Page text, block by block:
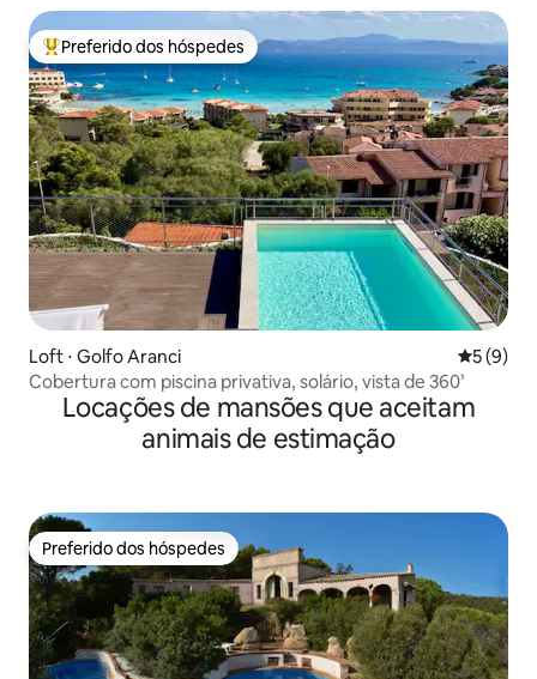
Entre os melhores preferidos dos hóspedes
Preferido dos hóspedes
Loft ⋅ Golfo Aranci 5 de
5 (9)
Cobertura com piscina privativa, solário, vista de 360’
Locações de mansões que aceitam
animais de estimação
Preferido dos hóspedes
Preferido dos hóspedes